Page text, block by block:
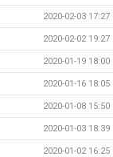
2020-02-03 17:27
2020-02-02 19:27
2020-01-19 18:00
2020-01-16 18:05
2020-01-08 15:50
2020-01-03 18:39
2020-01-02 16:25